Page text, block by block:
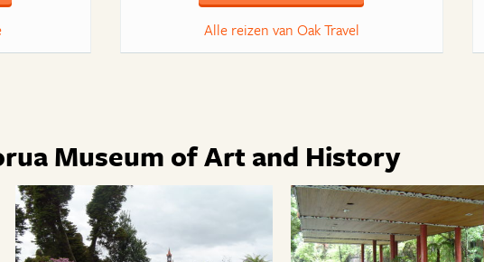
Alle reizen van Oak Travel
Museum of Art and History